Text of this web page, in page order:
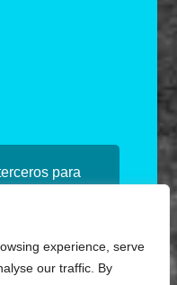
para
su uso.
Política de
experience, serve
our traffic. By